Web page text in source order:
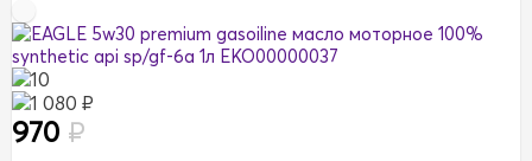
10
1 080 ₽
970 ₽